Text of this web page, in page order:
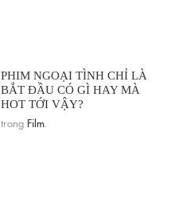
PHIM NGOẠI TÌNH CHỈ LÀ
BẮT ĐẦU CÓ GÌ HAY MÀ
HOT TỚI VẬY?
trong Film